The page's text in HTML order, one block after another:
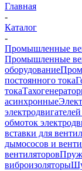
Главная
-
Каталог
-
Промышленные
Промышленные
оборудование
постоянного тока
тока
асинхронные
обмоток
вставки для
дымососов и
вентиляторов
виброизоляторы